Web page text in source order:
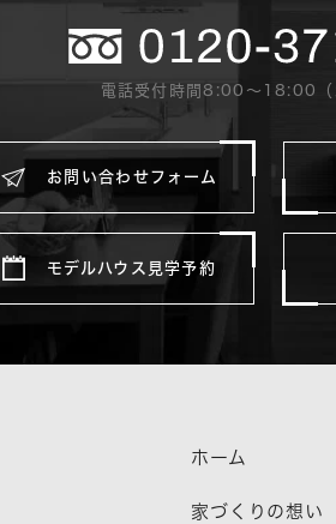
電話受付時間8:00〜18:00（
お問い合わせフォーム
モデルハウス見学予約
ホーム
家づくりの想い